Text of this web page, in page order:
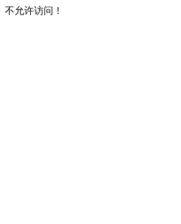
不允许访问！